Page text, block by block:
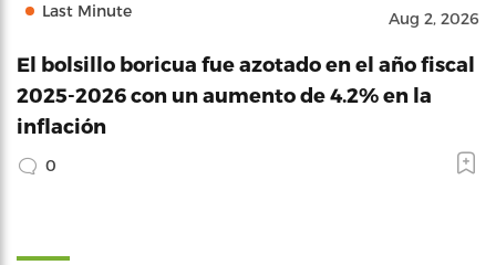
Last Minute Aug 2, 2026
El bolsillo boricua fue azotado en el año fiscal
2025-2026 con un aumento de 4.2% en la
inflación
0